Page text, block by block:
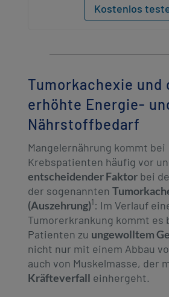
Kostenlos
Tumorkachexie und
erhöhte Energie-
Nährstoffbedarf
Mangelernährung kommt bei
Krebspatienten häufig vor
entscheidender Faktorbei
der sogenannten
(Auszehrung)1: Im Verlauf
Tumorerkrankung kommt es
Patienten zu ungewolltem
nicht nur mit einem Abbau
auch von Muskelmasse, der
Kräfteverfall einhergeht.